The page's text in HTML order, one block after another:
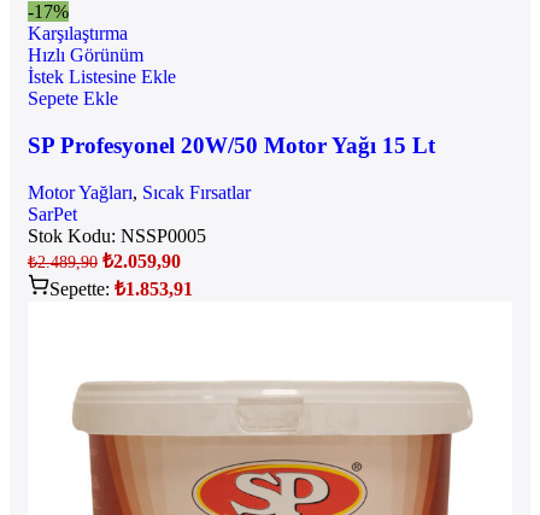
-17%
Karşılaştırma
Hızlı Görünüm
İstek Listesine Ekle
Sepete Ekle
SP Profesyonel 20W/50 Motor Yağı 15 Lt
Motor Yağları, Sıcak Fırsatlar
SarPet
Stok Kodu: NSSP0005
₺2.489,90 ₺2.059,90
Sepette: ₺1.853,91